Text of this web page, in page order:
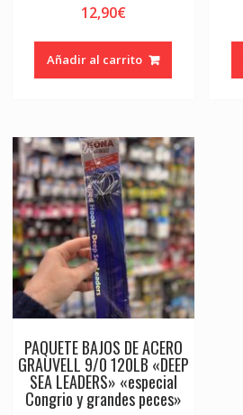
12,90€
Añadir al carrito
PAQUETE BAJOS DE ACERO
GRAUVELL 9/0 120LB «DEEP
SEA LEADERS» «especial
Congrio y grandes peces»